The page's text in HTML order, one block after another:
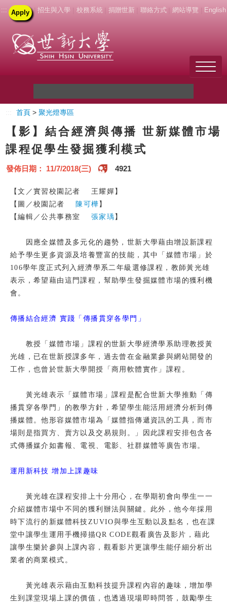
::: Apply | 招生與入學 校務系統 捐贈世新 聯絡方式 網站導覽 English
關於世新
未來學生
新生
在校生
教職員
校友
媒體
首頁 >聚光燈專區
【影】結合經濟與傳播 世新媒體市場
課程促學生發掘獲利模式
發佈日期： 11/7/2018(三) 4921
【文／實習校園記者 王耀嬋】
【圖／校園記者
陳可樺 】
【編輯／公共事務室 張家瑀 】
因應全媒體及多元化的趨勢，世新大學藉由增設新課程
給予學生更多資源及培養豐富的技能，其中「媒體市場」於
106學年度正式列入經濟學系二年級選修課程，教師黃光雄
表示，希望藉由這門課程，幫助學生發掘媒體市場的獲利機
會。
傳播結合經濟 實踐「傳播貫穿各學門」
教授「媒體市場」課程的世新大學經濟學系助理教授黃
光雄，已在世新授課多年，過去曾在金融業參與網站開發的
工作，也曾於世新大學開授「商用軟體實作」課程。
黃光雄表示「媒體市場」課程是配合世新大學推動「傳
播貫穿各學門」的教學方針，希望學生能活用經濟分析到傳
播媒體。他形容媒體市場為「媒體指傳遞資訊的工具，而市
場則是指買方、賣方以及交易規則。」因此課程安排包含各
式傳播媒介如書報、電視、電影、社群媒體等廣告市場。
運用新科技 增加上課趣味
黃光雄在課程安排上十分用心，在學期初會向學生一一
介紹媒體市場中不同的獲利辦法與關鍵。此外，他今年採用
時下流行的新媒體科技ZUVIO與學生互動以及點名，也在課
堂中讓學生運用手機掃描QR CODE觀看廣告及影片，藉此
讓學生樂於參與上課內容，觀看影片更讓學生能仔細分析出
業者的商業模式。
黃光雄表示藉由互動科技提升課程內容的趣味，增加學
生到課堂現場上課的價值，也透過現場即時問答，鼓勵學生